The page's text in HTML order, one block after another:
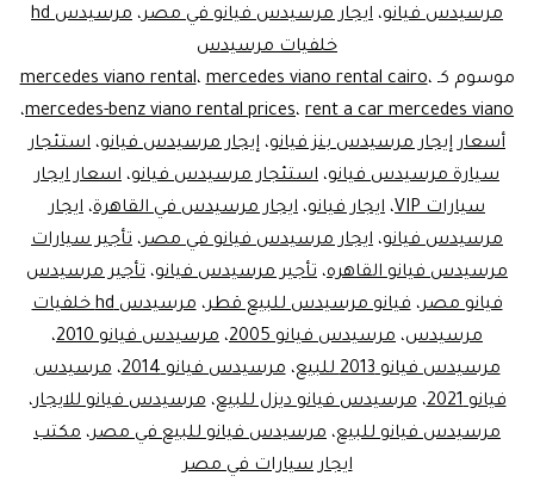
مرسيدس فيانو، ايجار مرسيدس فيانو في مصر،
مرسيدس hd
خلفيات مرسيدس
موسوم كـ
mercedes viano rental،mercedes viano rental cairo،
mercedes-benz viano rental prices، rent a car mercedes viano
،
أسعار إيجار مرسيدس بنز فيانو، إيجار مرسيدس فيانو، استئجار
سيارة مرسيدس فيانو، استئجار مرسيدس فيانو، اسعار ايجار
سيارات VIP
، ايجار فيانو، ايجار مرسيدس في القاهرة، ايجار
مرسيدس فيانو، ايجار مرسيدس فيانو في مصر، تأجير سيارات
مرسيدس فيانو القاهره، تأجير مرسيدس فيانو، تأجير مرسيدس
فيانو مصر،فيانو مرسيدس للبيع قطر،
مرسيدس hd خلفيات
مرسيدس، مرسيدس فيانو 2005 ، مرسيدس فيانو 2010
،
مرسيدس فيانو 2013 للبيع
،مرسيدس فيانو 2014 ،مرسيدس
فيانو 2021
،مرسيدس فيانو ديزل للبيع،مرسيدس فيانو للايجار،
مرسيدس فيانو للبيع، مرسيدس فيانو للبيع في مصر، مكتب
ايجار سيارات في مصر